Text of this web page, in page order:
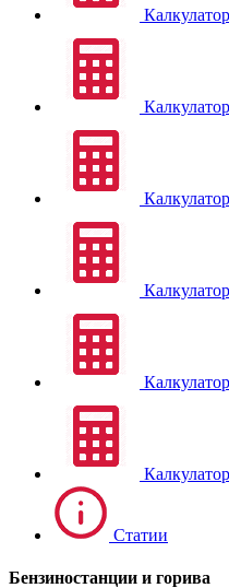
Статии
Бензиностанции и горива